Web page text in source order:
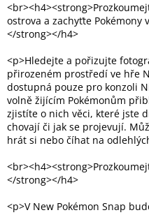
Domácnost
%
Black
Friday
VÝPRODEJ
Akční
zboží
TONERY
ostrova a zachyťte
</strong></h4>
<p>Hledejte a pořizujte
přirozeném prostředí ve hře
dostupná pouze pro konzoli
volně žijícím Pokémonům
zjistíte o nich věci, které jste
chovají či jak se projevují.
hrát si nebo číhat na
</strong></h4>
<p>V New Pokémon Snap